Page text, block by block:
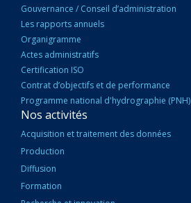
Gouvernance / Conseil d’administration
Les rapports annuels
Organigramme
Actes administratifs
Certification ISO
Contrat d’objectifs et de performance
Programme national d'hydrographie (PNH)
Nos activités
Acquisition et traitement des données
Production
Diffusion
Formation